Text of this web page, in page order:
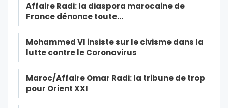
Affaire Radi: la diaspora marocaine de
France dénonce toute…
Mohammed VI insiste sur le civisme dans la
lutte contre le Coronavirus
Maroc/Affaire Omar Radi: la tribune de trop
pour Orient XXI